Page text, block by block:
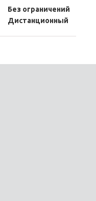
Без ограничений
Дистанционный